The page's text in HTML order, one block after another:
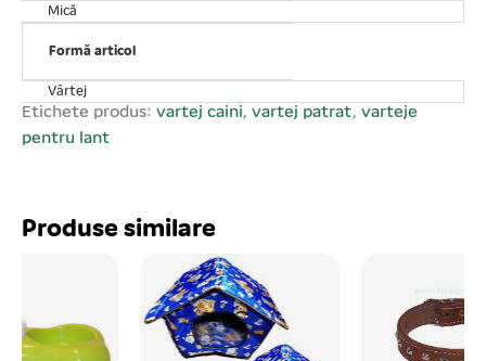
Mică
Formă articol
Vârtej
Etichete produs: vartej caini, vartej patrat, varteje
pentru lant
Produse similare